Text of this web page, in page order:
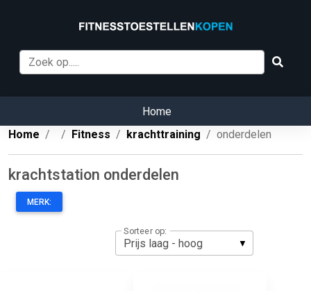
Home
Home
Fitness krachttraining onderdelen
krachtstation onderdelen
MERK:
Sorteer op: